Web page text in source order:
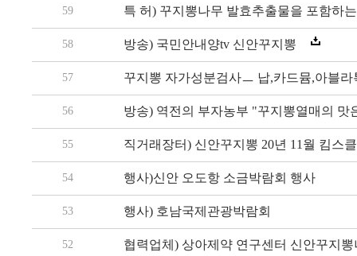
59 특 허) 꾸지뽕나무 발효추출물을 포함하
58 방송) 국민안내양tv 신안꾸지뽕
57 꾸지뽕 자가성분검사ㅡ 납,카드뮴,아블
56 방송) 역전의 부자농부 "꾸지뽕열매의 맛
55 직거래장터) 신안꾸지뽕 20년 11월 킴스
54 행사)신안 오도항 소금박람회 행사
53 행사) 호남국제관광박람회
52 협력업체) 상아제약 연구센터 신안꾸지